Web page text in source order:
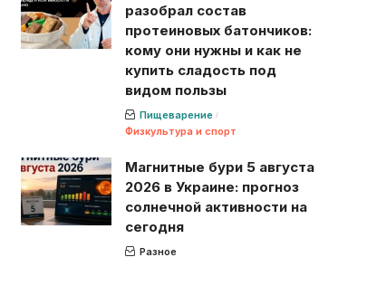
разобрал состав
протеиновых батончиков:
кому они нужны и как не
купить сладость под
видом пользы
Пищеварение
Физкультура и спорт
Магнитные бури 5 августа
2026 в Украине: прогноз
солнечной активности на
сегодня
Разное